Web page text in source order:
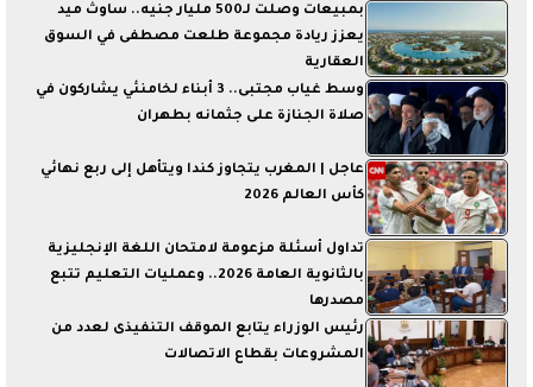
بمبيعات وصلت لـ500 مليار جنيه.. ساوث ميد
يعزز ريادة مجموعة طلعت مصطفى في السوق
العقارية
وسط غياب مجتبى.. 3 أبناء لخامنئي يشاركون في
صلاة الجنازة على جثمانه بطهران
عاجل | المغرب يتجاوز كندا ويتأهل إلى ربع نهائي
كأس العالم 2026
تداول أسئلة مزعومة لامتحان اللغة الإنجليزية
بالثانوية العامة 2026.. وعمليات التعليم تتبع
مصدرها
رئيس الوزراء يتابع الموقف التنفيذى لعدد من
المشروعات بقطاع الاتصالات